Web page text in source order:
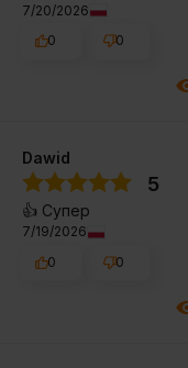
7/20/2026
0
0
Dawid
5
👍️ Супер
7/19/2026
0
0